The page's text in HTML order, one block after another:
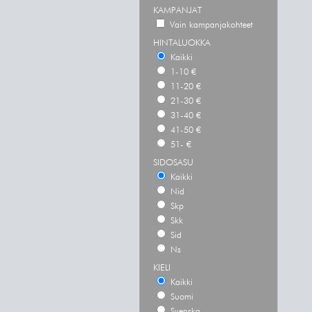
KAMPANJAT
Vain kampanjakohteet
HINTALUOKKA
Kaikki
1-10 €
11-20 €
21-30 €
31-40 €
41-50 €
51- €
SIDOSASU
Kaikki
Nid
Skp
Skk
Sid
Ns
KIELI
Kaikki
Suomi